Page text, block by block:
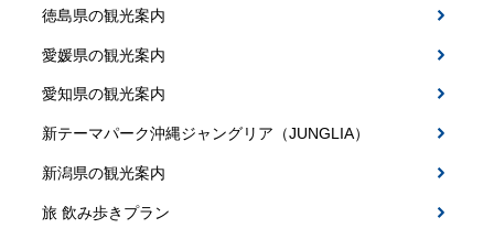
徳島県の観光案内
愛媛県の観光案内
愛知県の観光案内
新テーマパーク沖縄ジャングリア（JUNGLIA）
新潟県の観光案内
旅 飲み歩きプラン